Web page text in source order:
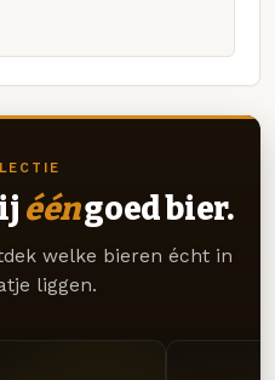
ééngoed bier.
welke bieren écht in
liggen.